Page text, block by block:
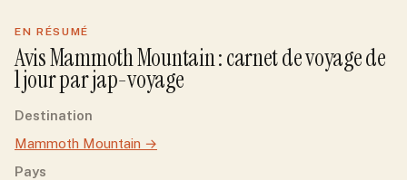
EN RÉSUMÉ
AvisMammoth Mountain: carnet de voyage de
1jourparjap-voyage
Destination
Mammoth Mountain →
Pays